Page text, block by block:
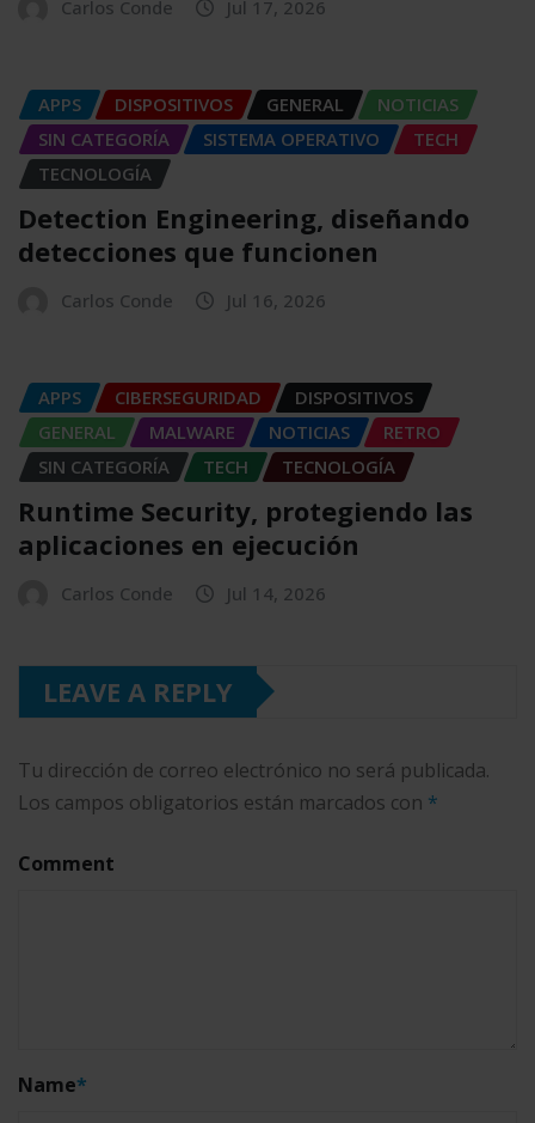
Carlos Conde Jul 17, 2026
APPS DISPOSITIVOS GENERAL
NOTICIAS
SIN CATEGORÍA
SISTEMA OPERATIVO
TECH
TECNOLOGÍA
Detection Engineering, diseñando
detecciones que funcionen
Carlos Conde Jul 16, 2026
APPS CIBERSEGURIDAD
DISPOSITIVOS
GENERAL
MALWARE NOTICIAS
RETRO
SIN CATEGORÍA
TECH TECNOLOGÍA
Runtime Security, protegiendo las
aplicaciones en ejecución
Carlos Conde Jul 14, 2026
LEAVE A REPLY
Tu dirección de correo electrónico no será publicada.
Los campos obligatorios están marcados con *
Comment
Name*